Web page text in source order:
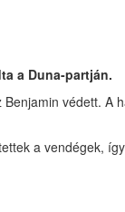
a Duna-partján.
védett. A
a vendégek,